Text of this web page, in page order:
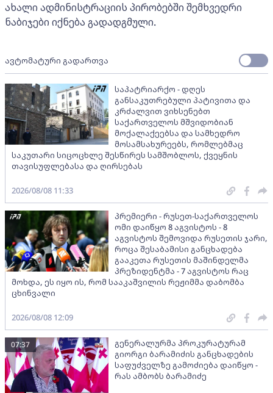
ახალი ადმინისტრაციის პირობებში შემხვედრი
ნაბიჯები იქნება გადადგმული.
ავტომატური გადართვა
საპატრიარქო - დღეს
განსაკუთრებული პატივითა და
კრძალვით ვიხსენებთ
საქართველოს მშვიდობიან
მოქალაქეებსა და სამხედრო
მოსამსახურეებს, რომლებმაც
საკუთარი სიცოცხლე შესწირეს სამშობლოს, ქვეყნის
თავისუფლებასა და ღირსებას
2026/08/08 11:33
პრემიერი - რუსეთ-საქართველოს
ომი დაიწყო 8 აგვისტოს - 8
აგვისტოს შემოვიდა რუსეთის ჯარი,
როცა შესაბამისი განცხადება
გააკეთა რუსეთის მაშინდელმა
პრეზიდენტმა - 7 აგვისტოს რაც
მოხდა, ეს იყო ის, რომ სააკაშვილის რეჟიმმა დაბომბა
ცხინვალი
2026/08/08 12:09
გენერალურმა პროკურატურამ
გიორგი ბარამიძის განცხადების
საფუძველზე გამოძიება დაიწყო -
რას ამბობს ბარამიძე
07:37